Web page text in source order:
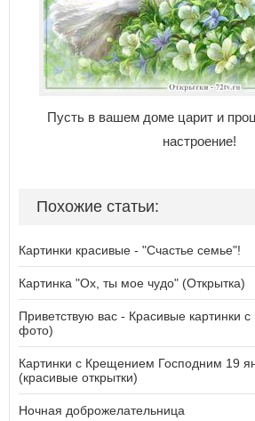
Пусть в вашем доме царит и
настроение!
Похожие статьи:
Картинки красивые - "Счастье семье"!
Картинка "Ох, ты мое чудо" (Открытка)
Приветствую вас - Красивые картинки
фото)
Картинки с Крещением Господним 19
(красивые открытки)
Ночная доброжелательница